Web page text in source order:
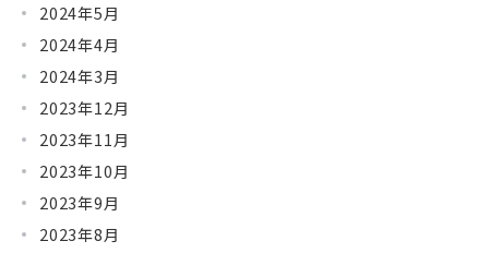
2024年5月
2024年4月
2024年3月
2023年12月
2023年11月
2023年10月
2023年9月
2023年8月